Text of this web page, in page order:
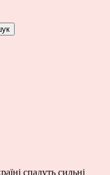
спадуть сильні